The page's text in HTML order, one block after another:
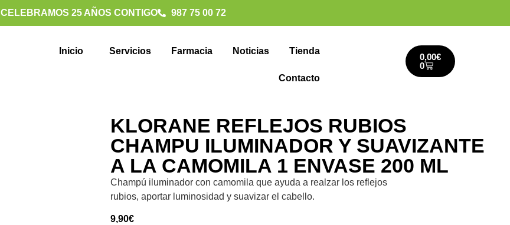
CELEBRAMOS 25 AÑOS CONTIGO 987 75 00 72
Inicio Servicios Farmacia Noticias Tienda
Contacto
0,00€
0
KLORANE REFLEJOS RUBIOS
CHAMPU ILUMINADOR Y SUAVIZANTE
A LA CAMOMILA 1 ENVASE 200 ML
Champú iluminador con camomila que ayuda a realzar los reflejos
rubios, aportar luminosidad y suavizar el cabello.
9,90€